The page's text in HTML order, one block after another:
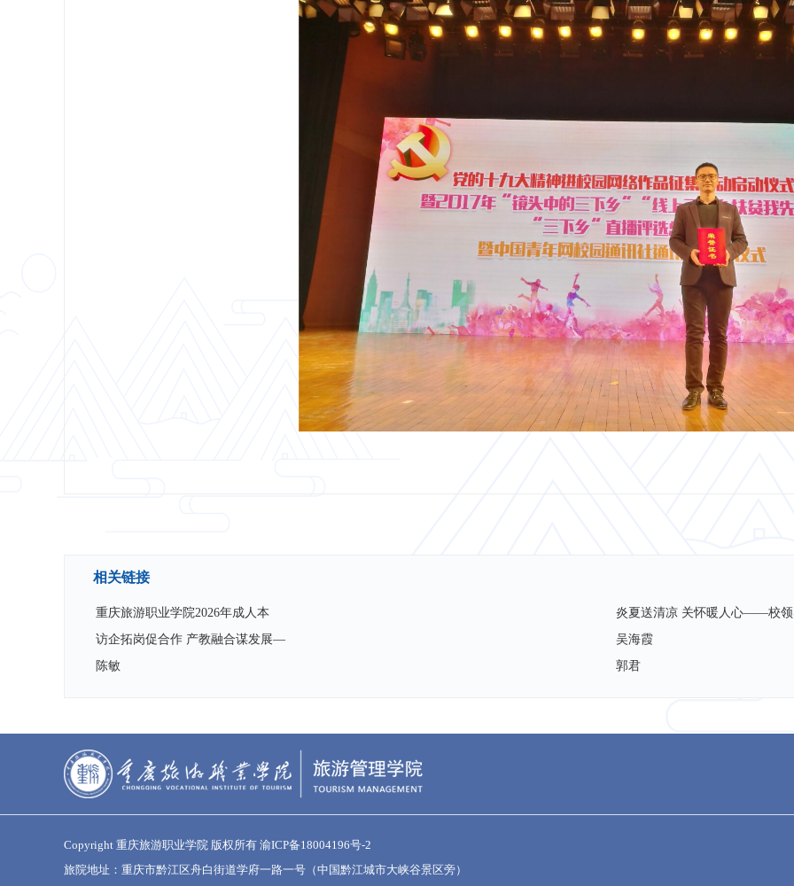
相关链接
重庆旅游职业学院2026年成人本
炎夏送清凉 关怀暖人心——校
访企拓岗促合作 产教融合谋发展—
吴海霞
陈敏
郭君
Copyright 重庆旅游职业学院 版权所有 渝ICP备18004196号-2
旅院地址：重庆市黔江区舟白街道学府一路一号（中国黔江城市大峡谷景区旁）